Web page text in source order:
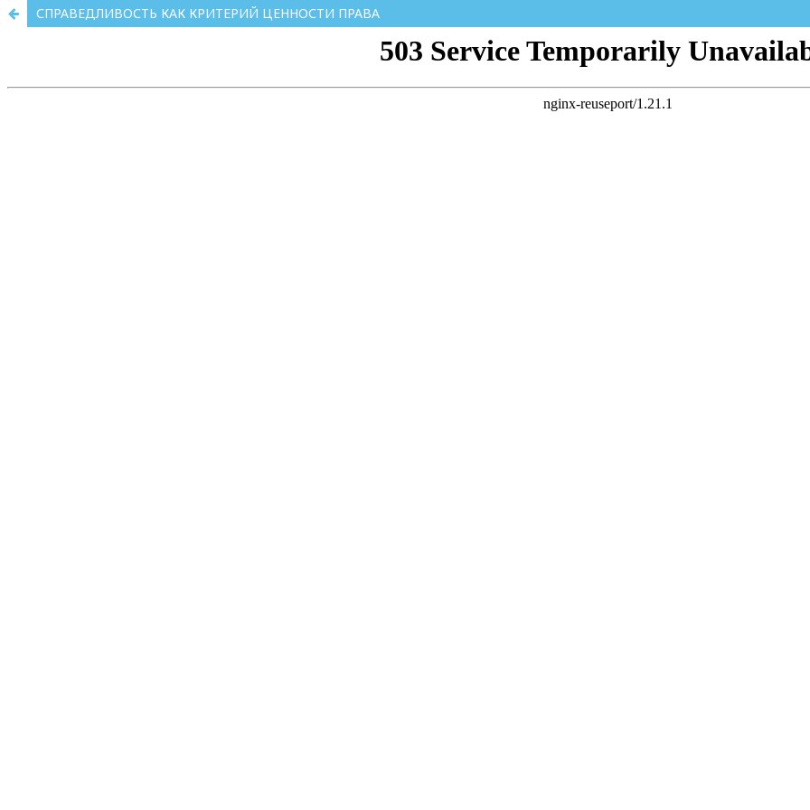
СПРАВЕДЛИВОСТЬ КАК КРИТЕРИЙ ЦЕННОСТИ ПРАВА